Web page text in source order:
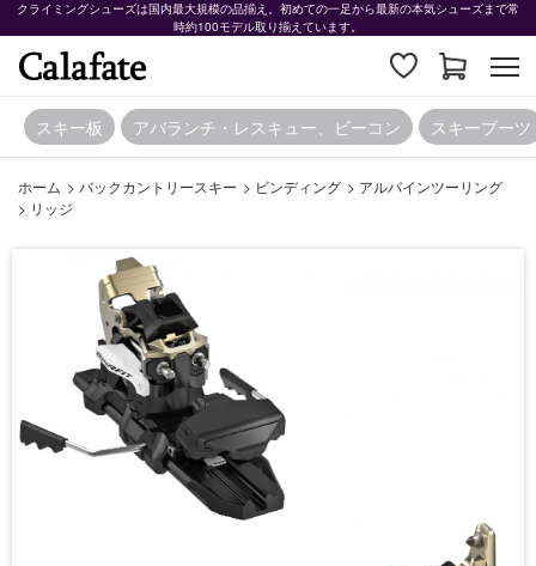
クライミングシューズは国内最大規模の品揃え。初めての一足から最新の本気シューズまで常
時約100モデル取り揃えています。
スキー板 アバランチ・レスキュー、ビーコン スキーブーツ
ホーム > バックカントリースキー > ビンディング > アルパインツーリング
> リッジ